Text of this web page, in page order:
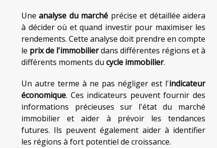
Uneanalyse du marché précise et détaillée aidera
à décider où et quand investir pour maximiser les
rendements. Cette analyse doit prendre en compte
le prix de l'immobilierdans différentes régions et à
différents moments du cycle immobilier.
Un autre terme à ne pas négliger est l'indicateur
économique. Ces indicateurs peuvent fournir des
informations précieuses sur l'état du marché
immobilier et aider à prévoir les tendances
futures. Ils peuvent également aider à identifier
les régions à fort potentiel de croissance.